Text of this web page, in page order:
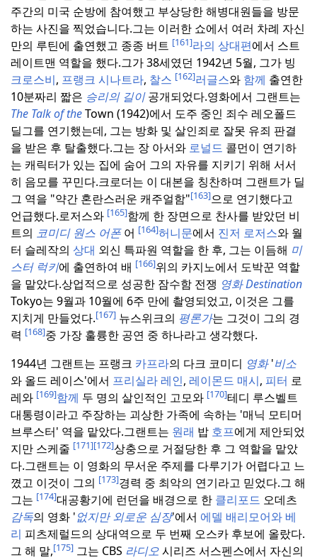
주간의 미국 순방에 참여했고 부상당한 해병대원들을 방문
하는 사진을 찍었습니다.그는 이러한 쇼에서 여러 차례 자신
만의 루틴에 출연했고 종종 버트 [161]라의 상대편에서 스트
레이트맨 역할을 했다.그가 38세였던 1942년 5월, 그가 빙
크로스비, 프랭크 시나트라, 찰스 [162]러글스와 함께 출연한
10분짜리 짧은 승리의 길이공개되었다.영화에서 그랜트는
The Talk of theTown (1942)에서 도주 중인 죄수 레오폴드
딜그를 연기했는데, 그는 방화 및 살인죄로 잘못 유죄 판결
을 받은 후 탈출했다.그는 장 아서와 로널드 콜먼이 연기하
는 캐릭터가 있는 집에 숨어 그의 자유를 지키기 위해 서서
히 음모를 꾸민다.크로더는 이 대본을 칭찬하며 그랜트가 딜
그 역을 "약간 혼란스러운 캐주얼함"[163]으로 연기했다고
언급했다.로저스와 [165]함께 한 장면으로 찬사를 받았던 비
트의 코미디 원스 어폰어 [164]허니문에서 진저 로저스와 월
터 슬레작의 상대 외신 특파원 역할을 한 후, 그는 이듬해 미
스터 럭키에 출연하여 배 [166]위의 카지노에서 도박꾼 역할
을 맡았다.상업적으로 성공한 잠수함 전쟁 영화 Destination
Tokyo는 9월과 10월에 6주 만에 촬영되었고, 이것은 그를
지치게 만들었다.[167] 뉴스위크의 평론가는 그것이 그의 경
력 [168]중 가장 훌륭한 공연 중 하나라고 생각했다.
1944년 그랜트는 프랭크 카프라의 다크 코미디 영화'비소
와 올드 레이스'에서 프리실라 레인, 레이몬드 매시, 피터 로
레와 [169]함께 두 명의 살인적인 고모와 [170]테디 루스벨트
대통령이라고 주장하는 괴상한 가족에 속하는 '매닉 모티머
브루스터' 역을 맡았다.그랜트는 원래 밥 호프에게 제안되었
지만 스케줄 [171][172]상충으로 거절당한 후 그 역할을 맡았
다.그랜트는 이 영화의 무서운 주제를 다루기가 어렵다고 느
꼈고 이것이 그의 [173]경력 중 최악의 연기라고 믿었다.그 해
그는 [174]대공황기에 런던을 배경으로 한 클리포드 오데츠
감독의 영화 '없지만 외로운 심장'에서 에델 배리모어와 베
리 피츠제럴드의 상대역으로 두 번째 오스카 후보에 올랐다.
그 해 말,[175] 그는 CBS 라디오시리즈 서스펜스에서 자신의